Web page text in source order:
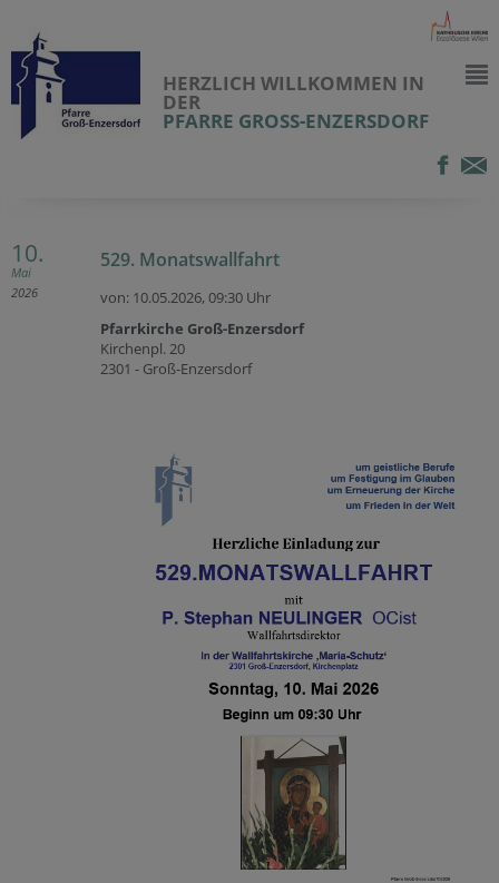
HERZLICH WILLKOMMEN IN
DER
PFARRE GROSS-ENZERSDORF
10.
Mai
2026
529. Monatswallfahrt
von: 10.05.2026,09:30 Uhr
Pfarrkirche Groß-Enzersdorf
Kirchenpl. 20
2301 - Groß-Enzersdorf